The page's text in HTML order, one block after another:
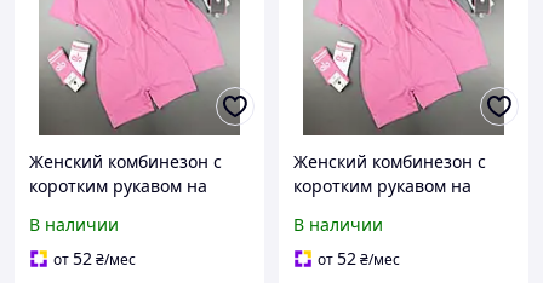
Женский комбинезон с
коротким рукавом на
качественный
микродайвинг XsS ML LXL
В наличии
от52₴/мес
Женский комбинезон с
коротким рукавом на
качественный
микродайвинг XsS ML LXL
В наличии
от52₴/мес